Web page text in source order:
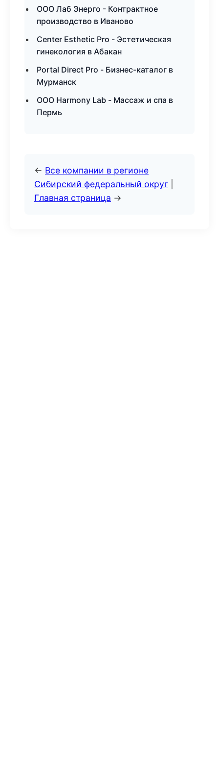
ООО Лаб Энерго - Контрактное
производство в Иваново
Center Esthetic Pro - Эстетическая
гинекология в Абакан
Portal Direct Pro - Бизнес-каталог в
Мурманск
ООО Harmony Lab - Массаж и спа в
Пермь
← Все компании в регионе
Сибирский федеральный округ
Главная страница →